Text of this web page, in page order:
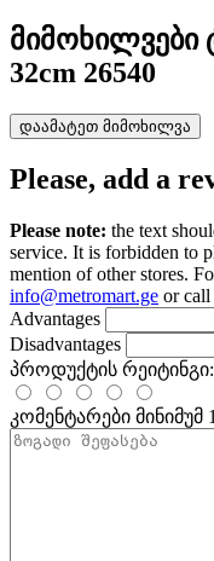
მიმოხილვები
32cm 26540
დაამატეთ მიმოხილვა
Please, add a
Please note: the text
service. It is forbidden to
mention of other stores.
info@metromart.ge or call
Advantages
Disadvantages
პროდუქტის რეიტინგი:
კომენტარები